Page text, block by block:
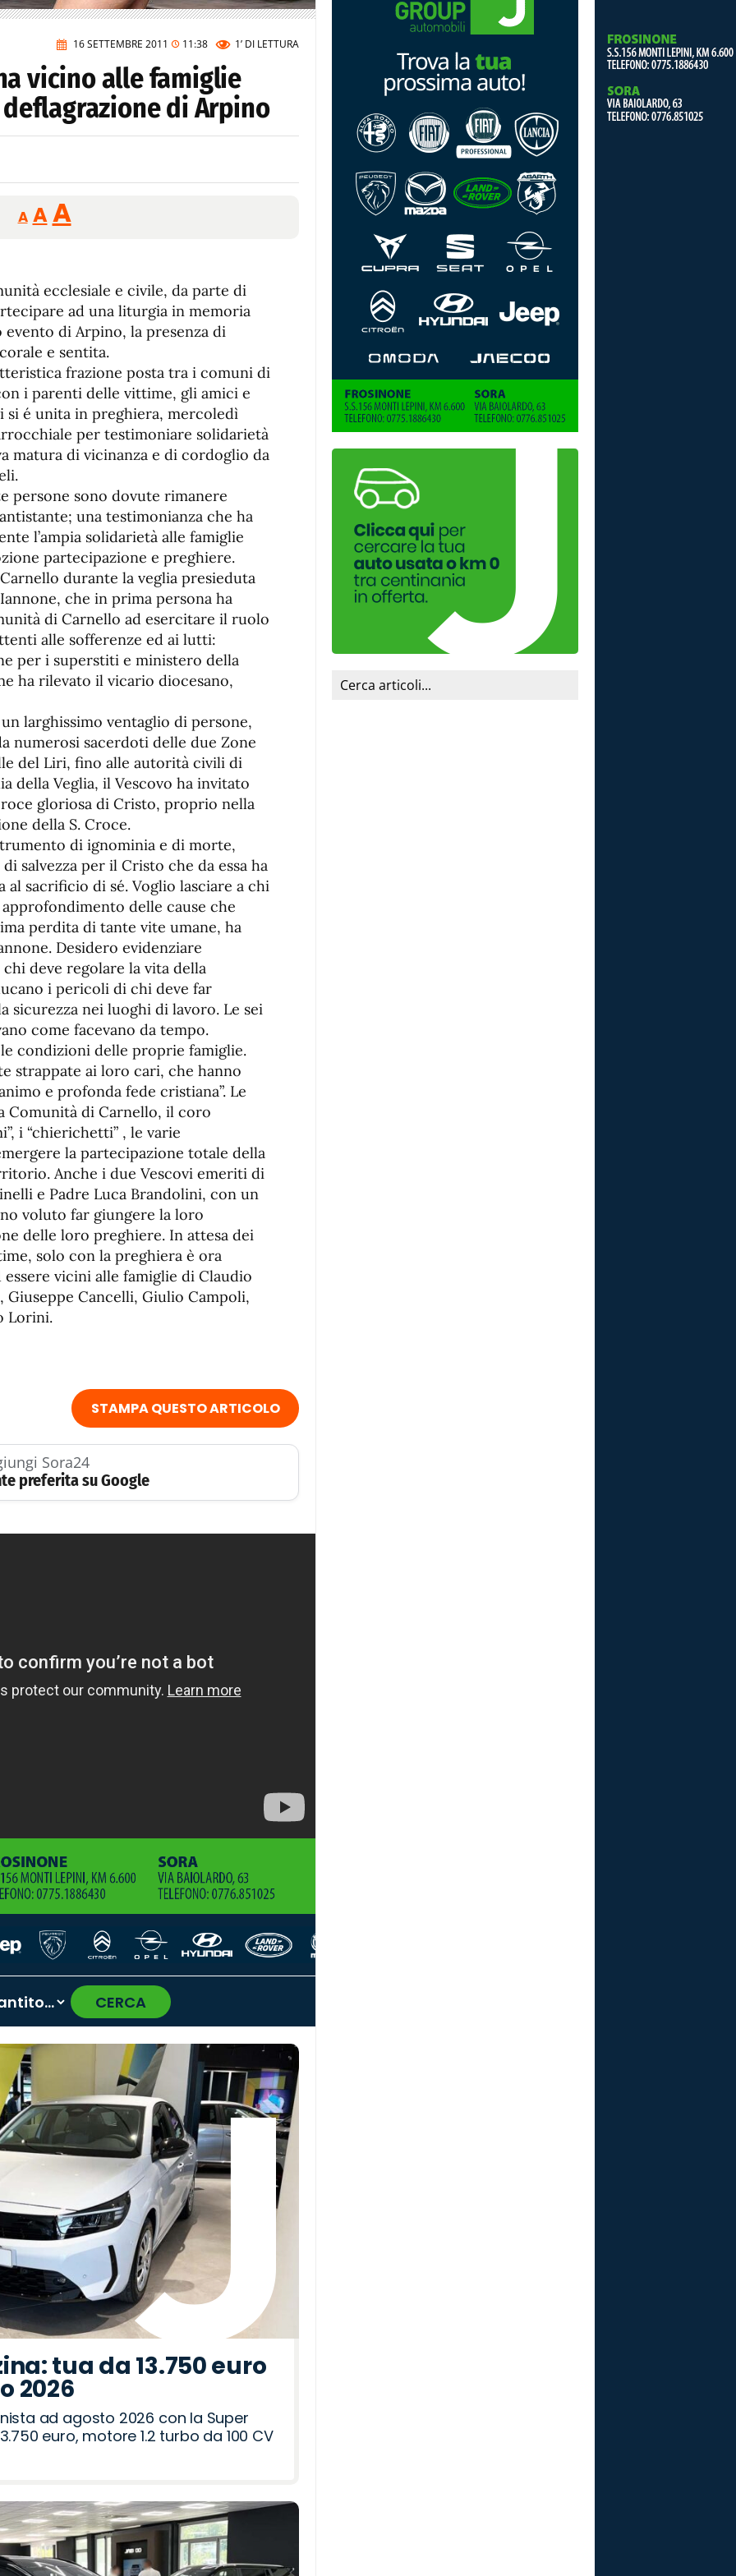
16 SETTEMBRE 2011 11:38 1’ DI LETTURA
vicino alle famiglie
di Arpino
A
Reducir
tamaño
A Restablecer
tamaño
fuente
AAumentar
de
fuente.
ecclesiale e civile, da parte di
ad una liturgia in memoria
di Arpino, la presenza di
e sentita.
frazione posta tra i comuni di
i parenti delle vittime, gli amici e
é unita in preghiera, mercoledì
per testimoniare solidarietà
matura di vicinanza e di cordoglio da
persone sono dovute rimanere
una testimonianza che ha
l’ampia solidarietà alle famiglie
partecipazione e preghiere.
durante la veglia presieduta
che in prima persona ha
di Carnello ad esercitare il ruolo
alle sofferenze ed ai lutti:
per i superstiti e ministero della
ha rilevato il vicario diocesano,
larghissimo ventaglio di persone,
numerosi sacerdoti delle due Zone
del Liri, fino alle autorità civili di
della Veglia, il Vescovo ha invitato
gloriosa di Cristo, proprio nella
della S. Croce.
di ignominia e di morte,
salvezza per il Cristo che da essa ha
al sacrificio di sé. Voglio lasciare a chi
delle cause che
perdita di tante vite umane, ha
Desidero evidenziare
deve regolare la vita della
i pericoli di chi deve far
sicurezza nei luoghi di lavoro. Le sei
come facevano da tempo.
condizioni delle proprie famiglie.
strappate ai loro cari, che hanno
e profonda fede cristiana”. Le
Comunità di Carnello, il coro
i “chierichetti” , le varie
la partecipazione totale della
Anche i due Vescovi emeriti di
e Padre Luca Brandolini, con un
voluto far giungere la loro
delle loro preghiere. In attesa dei
solo con la preghiera è ora
vicini alle famiglie di Claudio
Giuseppe Cancelli, Giulio Campoli,
Lorini.
STAMPA QUESTO ARTICOLO
Sora24
preferita su Google
CERCA
›
tua da 13.750 euro
2026
ad agosto 2026 con la Super
euro, motore 1.2 turbo da 100 CV